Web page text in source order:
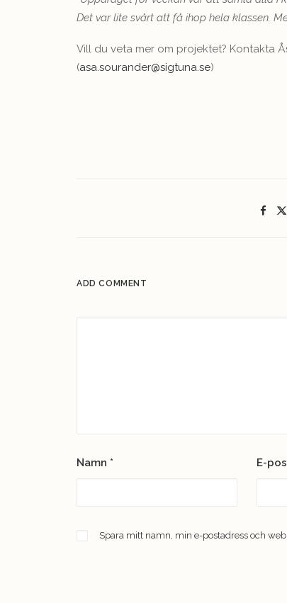
Det var lite svårt att få ihop hela klassen.
Vill du veta mer om projektet? Kontakta
(asa.sourander@sigtuna.se)
ADD COMMENT
Namn * E-
Spara mitt namn, min e-postadress och